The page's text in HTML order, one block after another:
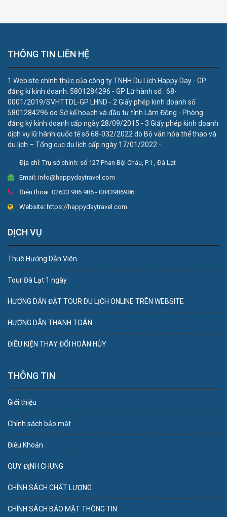
THÔNG TIN LIÊN HỆ
1 Webiste chính thức của công ty TNHH Du Lịch Happy Day - GP
đăng kí kinh doanh: 5801284296 - GP Lữ hành số : 68-
0001/2019/SVHTTDL-GP LHND - 2 Giấy phép kinh doanh số
5801284296 do Sở kế hoạch và đầu tư tỉnh Lâm Đồng - Phòng
đăng ký kinh doanh cấp ngày 28/09/2015 - 3 Giấy phép kinh doanh
dịch vụ lữ hành quốc tế số 68-032/2022 do Bộ văn hóa thể thao và
du lịch – Tổng cục du lịch cấp ngày 17/01/2022 -
Địa chỉ:Trụ sở chính: số 127 Phan Bội Châu, P.1 , Đà Lạt
Email: info@happydaytravel.com
Điện thoại: 02633 986 986 - 0843986986
Website: https://happydaytravel.com
DỊCH VỤ
Thuê Hướng Dẫn Viên
Tour Đà Lạt 1 ngày
HƯỚNG DẪN ĐẶT TOUR DU LỊCH ONLINE TRÊN WEBSITE
HƯỚNG DẪN THANH TOÁN
ĐIỀU KIỆN THAY ĐỔI HOÀN HỦY
THÔNG TIN
Giới thiệu
Chính sách bảo mật
Điều Khoản
QUY ĐỊNH CHUNG
CHÍNH SÁCH CHẤT LƯỢNG
CHÍNH SÁCH BẢO MẬT THÔNG TIN